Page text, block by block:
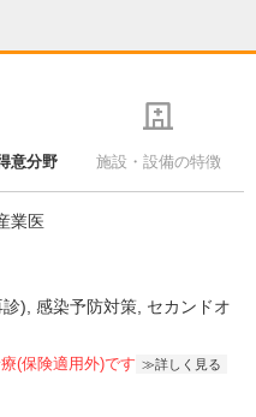
意分野 施設・設備の特徴
業医
) 感染予防対策 セカンドオ
(保険適用外)です 詳しく見る